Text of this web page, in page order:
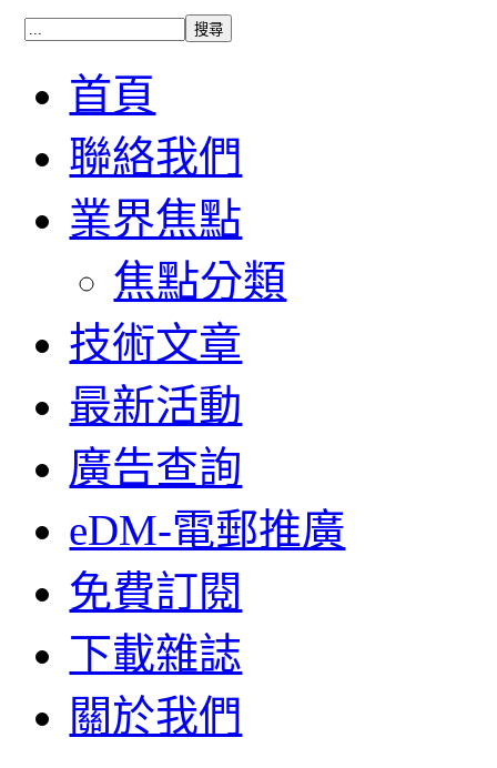
首頁
聯絡我們
業界焦點
焦點分類
技術文章
最新活動
廣告查詢
eDM-電郵推廣
免費訂閱
下載雜誌
關於我們